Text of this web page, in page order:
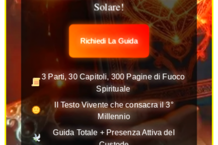
Solare!
Richiedi La Guida
3 Parti, 30 Capitoli, 300 Pagine di Fuoco
Spirituale
Il Testo Vivente che consacra il 3°
Millennio
Guida Totale + Presenza Attiva del